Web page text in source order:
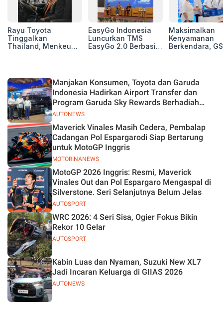
Rayu Toyota
Tinggalkan
Thailand, Menkeu
Basis Produksi
ASEAN
EasyGo Indonesia
Luncurkan TMS
EasyGo 2.0 Berbasis
Maksimalkan
Kenyamanan
Berkendara,
2026
AUTONEWS
Manjakan Konsumen, Toyota dan Garuda
Indonesia Hadirkan Airport Transfer dan
Program Garuda Sky Rewards Berhadiah
Hybrid EV
MOTORINANEWS
Maverick Vinales Masih Cedera, Pembalap
Cadangan Pol Espargarodi Siap Bertarung
untuk MotoGP Inggris
AUTOSPORT
MotoGP 2026 Inggris: Resmi, Maverick
Vinales Out dan Pol Espargaro Mengaspal di
Silverstone. Seri Selanjutnya Belum Jelas
AUTOSPORT
WRC 2026: 4 Seri Sisa, Ogier Fokus Bikin
Rekor 10 Gelar
AUTONEWS
Kabin Luas dan Nyaman, Suzuki New XL7
Jadi Incaran Keluarga di GIIAS 2026